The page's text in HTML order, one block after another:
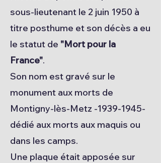
sous-lieutenant le 2 juin 1950 à
titre posthume et son décès a eu
le statut de "Mort pour la
France".
Son nom est gravé sur le
monument aux morts de
Montigny-lès-Metz -1939-1945-
dédié aux morts aux maquis ou
dans les camps.
Une plaque était apposée sur